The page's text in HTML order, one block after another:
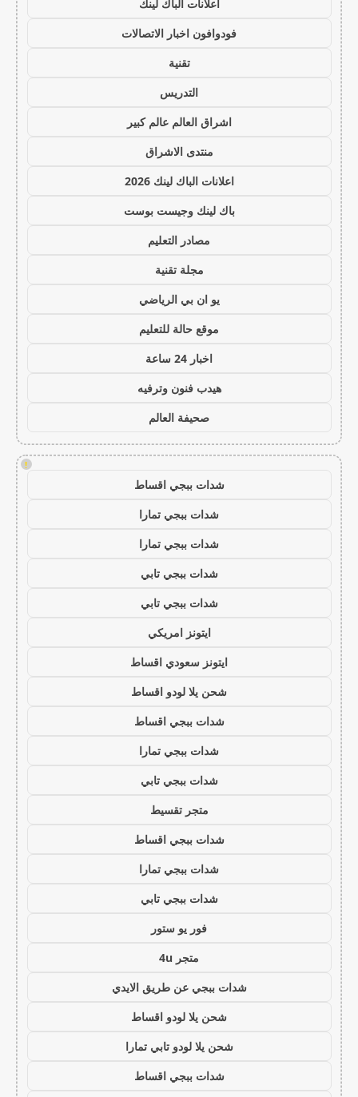
اعلانات الباك لينك
فودوافون اخبار الاتصالات
تقنية
التدريس
اشراق العالم عالم كبير
منتدى الاشراق
اعلانات الباك لينك 2026
باك لينك وجيست بوست
مصادر التعليم
مجلة تقنية
يو ان بي الرياضي
موقع حالة للتعليم
اخبار 24 ساعة
هيدب فنون وترفيه
صحيفة العالم
!
شدات ببجي اقساط
شدات ببجي تمارا
شدات ببجي تمارا
شدات ببجي تابي
شدات ببجي تابي
ايتونز امريكي
ايتونز سعودي اقساط
شحن يلا لودو اقساط
شدات ببجي اقساط
شدات ببجي تمارا
شدات ببجي تابي
متجر تقسيط
شدات ببجي اقساط
شدات ببجي تمارا
شدات ببجي تابي
فور يو ستور
متجر 4u
شدات ببجي عن طريق الايدي
شحن يلا لودو اقساط
شحن يلا لودو تابي تمارا
شدات ببجي اقساط